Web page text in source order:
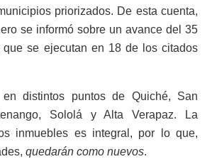
priorizados. De esta cuenta,
se informó sobre un avance del 35
se ejecutan en 18 de los citados
distintos puntos de Quiché, San
Sololá y Alta Verapaz. La
inmuebles es integral, por lo que,
quedarán como nuevos.